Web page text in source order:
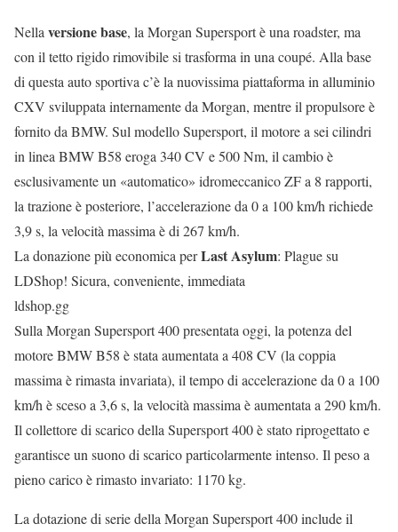
Nellaversione base, la Morgan Supersport è una roadster, ma
con il tetto rigido rimovibile si trasforma in una coupé. Alla base
di questa auto sportiva c’è la nuovissima piattaforma in alluminio
CXV sviluppata internamente da Morgan, mentre il propulsore è
fornito da BMW. Sul modello Supersport, il motore a sei cilindri
in linea BMW B58 eroga 340 CV e 500 Nm, il cambio è
esclusivamente un «automatico» idromeccanico ZF a 8 rapporti,
la trazione è posteriore, l’accelerazione da 0 a 100 km/h richiede
3,9 s, la velocità massima è di 267 km/h.
La donazione più economica perLast Asylum: Plague su
LDShop! Sicura, conveniente, immediata
ldshop.gg
Sulla Morgan Supersport 400 presentata oggi, la potenza del
motore BMW B58 è stata aumentata a 408 CV (la coppia
massima è rimasta invariata), il tempo di accelerazione da 0 a 100
km/h è sceso a 3,6 s, la velocità massima è aumentata a 290 km/h.
Il collettore di scarico della Supersport 400 è stato riprogettato e
garantisce un suono di scarico particolarmente intenso. Il peso a
pieno carico è rimasto invariato: 1170 kg.
La dotazione di serie della Morgan Supersport 400 include il